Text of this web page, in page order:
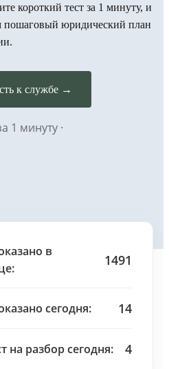
короткий тест за 1 минуту, и
пошаговый юридический план
к службе →
1 минуту ·
в
1491
сегодня: 14
на разбор сегодня: 4